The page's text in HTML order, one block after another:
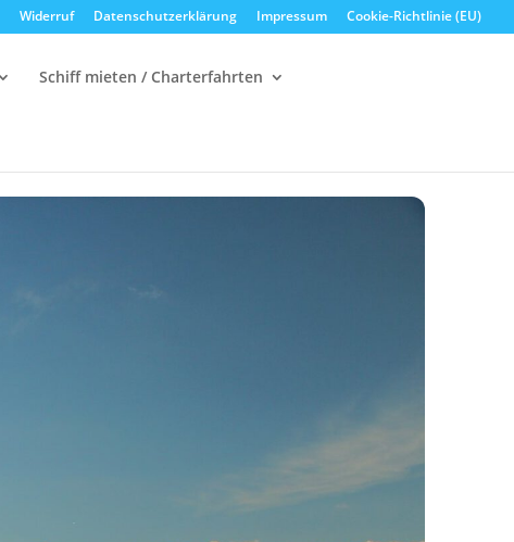
Widerruf Datenschutzerklärung Impressum Cookie-Richtlinie (EU)
Schiff mieten / Charterfahrten